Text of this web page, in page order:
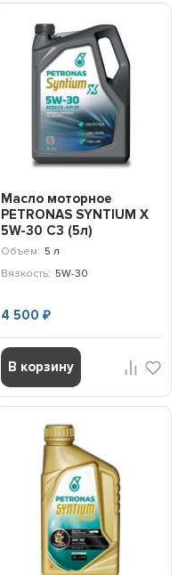
Масло моторное
PETRONAS SYNTIUM X
5W-30 C3 (5л)
71004M12EU
Объем: 5 л
Вязкость: 5W-30
4 500 ₽
В корзину